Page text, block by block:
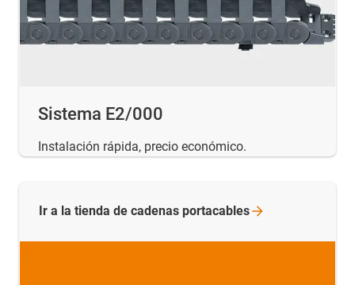
Sistema E2/000
Instalación rápida, precio económico.
Ir a la tienda de cadenas portacables